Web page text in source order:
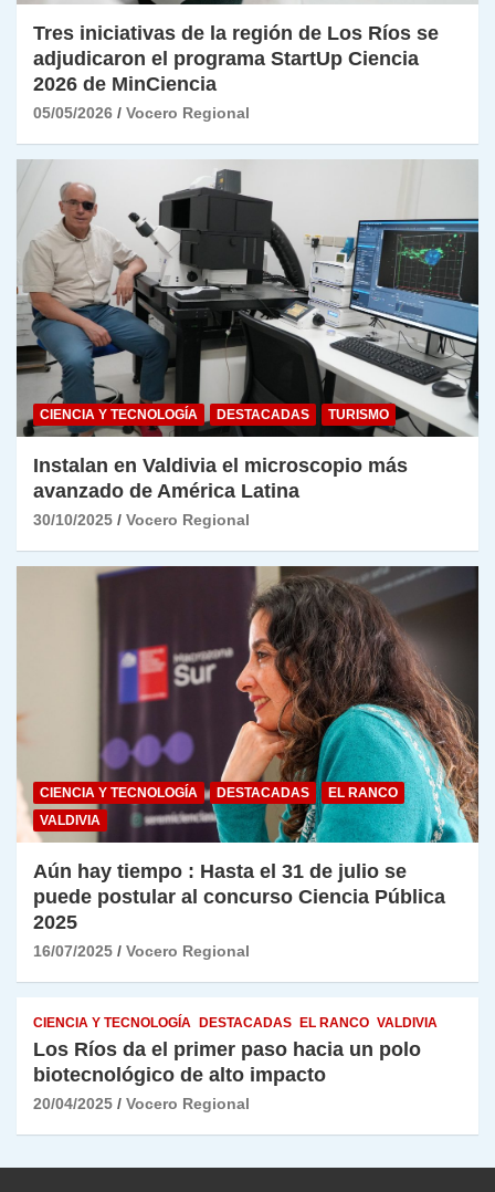
Tres iniciativas de la región de Los Ríos se
adjudicaron el programa StartUp Ciencia
2026 de MinCiencia
05/05/2026 Vocero Regional
CIENCIA Y TECNOLOGÍA DESTACADAS TURISMO
Instalan en Valdivia el microscopio más
avanzado de América Latina
30/10/2025 Vocero Regional
CIENCIA Y TECNOLOGÍA DESTACADAS
EL RANCO
VALDIVIA
Aún hay tiempo : Hasta el 31 de julio se
puede postular al concurso Ciencia Pública
2025
16/07/2025 Vocero Regional
CIENCIA Y TECNOLOGÍA DESTACADAS EL RANCO VALDIVIA
Los Ríos da el primer paso hacia un polo
biotecnológico de alto impacto
20/04/2025 Vocero Regional